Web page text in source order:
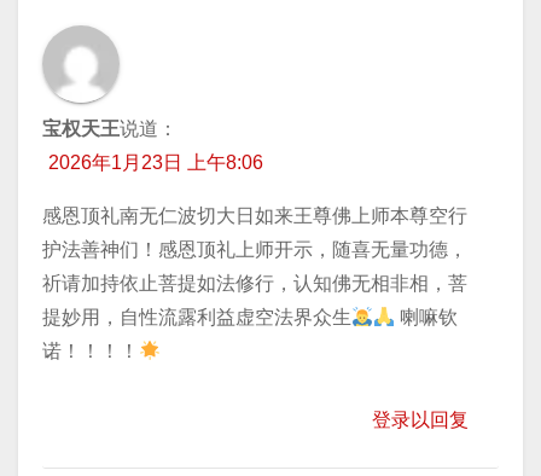
宝权天王说道：
2026年1月23日 上午8:06
感恩顶礼南无仁波切大日如来王尊佛上师本尊空行
护法善神们！感恩顶礼上师开示，随喜无量功德，
祈请加持​依止菩提如法修行，认知佛无相非相，菩
提妙用，自性流露利益虚空法界众生
喇嘛钦
诺！！！！
登录以回复